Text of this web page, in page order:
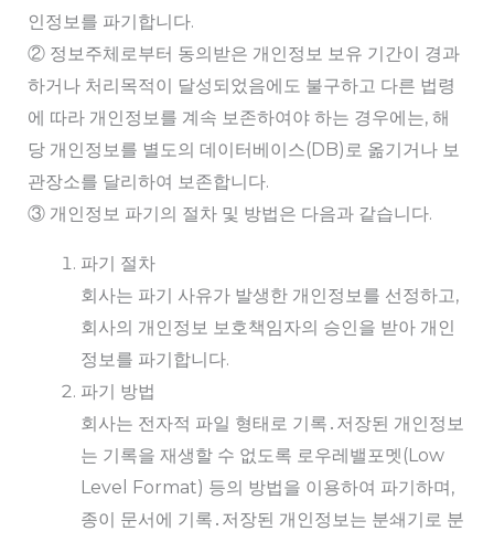
인정보를 파기합니다.
② 정보주체로부터 동의받은 개인정보 보유 기간이 경과
하거나 처리목적이 달성되었음에도 불구하고 다른 법령
에 따라 개인정보를 계속 보존하여야 하는 경우에는, 해
당 개인정보를 별도의 데이터베이스(DB)로 옮기거나 보
관장소를 달리하여 보존합니다.
③ 개인정보 파기의 절차 및 방법은 다음과 같습니다.
파기 절차
회사는 파기 사유가 발생한 개인정보를 선정하고,
회사의 개인정보 보호책임자의 승인을 받아 개인
정보를 파기합니다.
파기 방법
회사는 전자적 파일 형태로 기록․저장된 개인정보
는 기록을 재생할 수 없도록 로우레밸포멧(Low
Level Format) 등의 방법을 이용하여 파기하며,
종이 문서에 기록․저장된 개인정보는 분쇄기로 분